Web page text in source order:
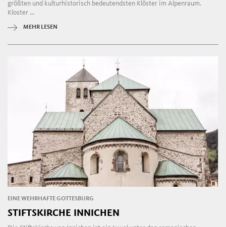
größten und kulturhistorisch bedeutendsten Klöster im Alpenraum.
Kloster ...
MEHR LESEN
EINE WEHRHAFTE GOTTESBURG
STIFTSKIRCHE INNICHEN